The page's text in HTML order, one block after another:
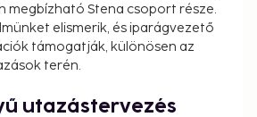
megbízható Stena csoport része.
elismerik, és iparágvezető
támogatják, különösen az
terén.
utazástervezés